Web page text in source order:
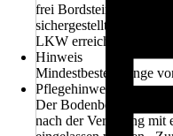
frei Bordsteinkante,
sichergestellt sein,
LKW erreichbar ist.
Hinweis
Mindestbestellmenge
Pflegehinweis
Der Bodenbelag kann
nach der Verlegung mit